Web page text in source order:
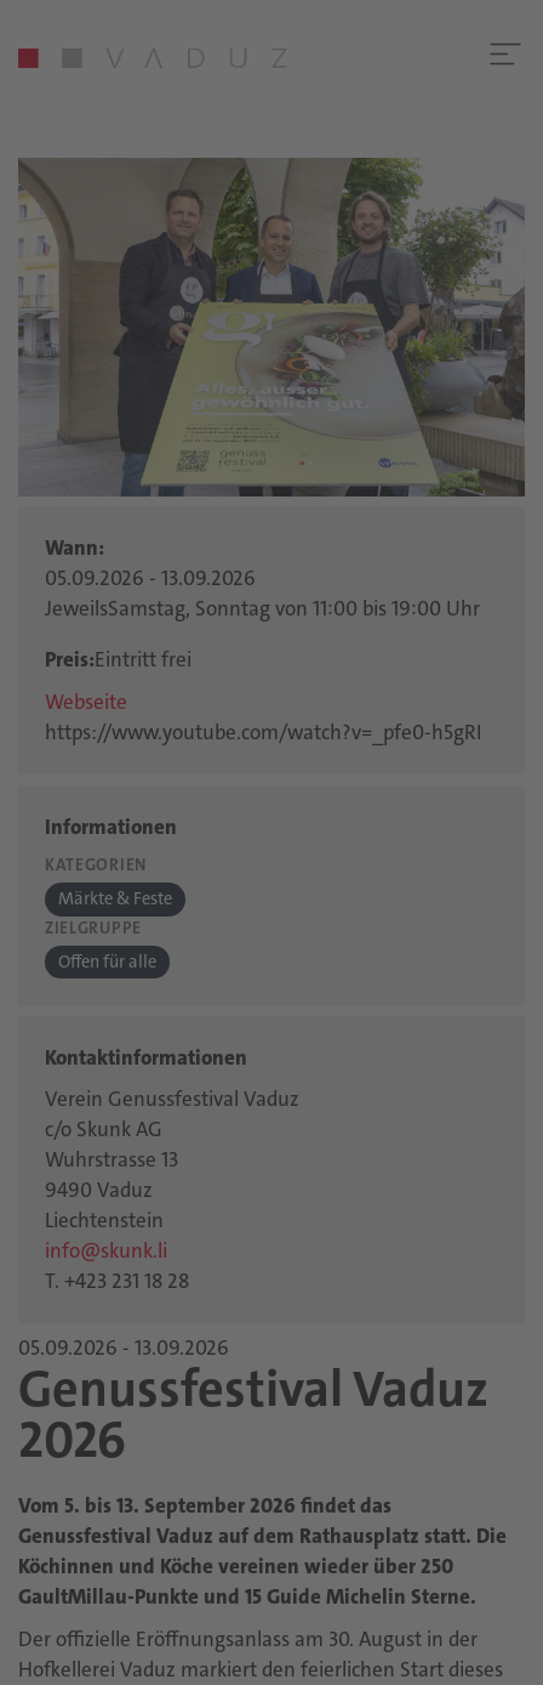
Wann:
05.09.2026 - 13.09.2026
JeweilsSamstag, Sonntag von 11:00 bis 19:00 Uhr
Preis:Eintritt frei
Webseite
https://www.youtube.com/watch?v=_pfe0-h5gRI
Informationen
KATEGORIEN
Märkte & Feste
ZIELGRUPPE
Offen für alle
Kontaktinformationen
Verein Genussfestival Vaduz
c/o Skunk AG
Wuhrstrasse 13
9490 Vaduz
Liechtenstein
info@skunk.li
T. +423 231 18 28
05.09.2026 - 13.09.2026
Genussfestival Vaduz
2026
Vom 5. bis 13. September 2026 findet das
Genussfestival Vaduz auf dem Rathausplatz statt. Die
Köchinnen und Köche vereinen wieder über 250
GaultMillau-Punkte und 15 Guide Michelin Sterne.
Der offizielle Eröffnungsanlass am 30. August in der
Hofkellerei Vaduz markiert den feierlichen Start dieses